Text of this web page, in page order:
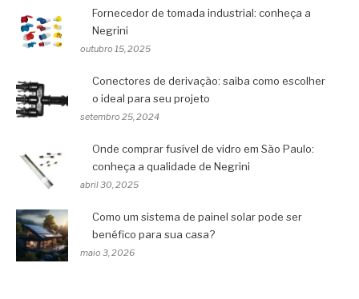
Fornecedor de tomada industrial: conheça a
Negrini
outubro 15, 2025
Conectores de derivação: saiba como escolher
o ideal para seu projeto
setembro 25, 2024
Onde comprar fusível de vidro em São Paulo:
conheça a qualidade de Negrini
abril 30, 2025
Como um sistema de painel solar pode ser
benéfico para sua casa?
maio 3, 2026